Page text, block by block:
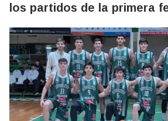
los partidos de la primera